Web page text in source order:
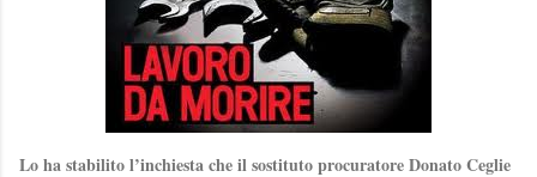
Lo ha stabilito l’inchiesta che il sostituto procuratore Donato Ceglie